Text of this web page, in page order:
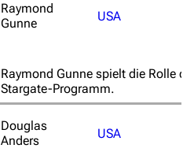
Raymond
Gunne
USA
Raymond Gunne spielt die Rolle
Stargate-Programm.
Douglas
Anders
USA